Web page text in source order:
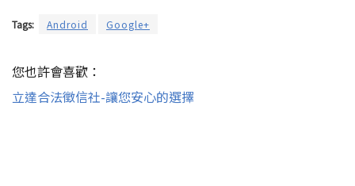
Tags: Android Google+
您也許會喜歡：
立達合法徵信社-讓您安心的選擇